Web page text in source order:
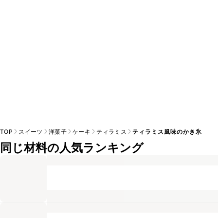
TOP スイーツ 洋菓子 ケーキ ティラミス ティラミス風味のかき氷
同じ材料の人気ランキング